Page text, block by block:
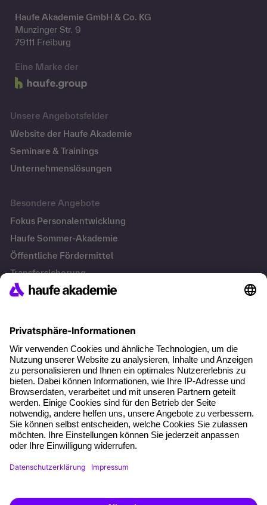
Haufe Akademie GmbH & Co. KG
Munzinger Str. 9
79111 Freiburg
Eine Marke der
Unsere Angebotsfelder
Website der Haufe Akademie
Seminare & Trainings
Unternehmenslösungen
Besondere Angebote
Fokus Personalentwicklung
Haufe Sommer-Akademie
Öffentliche Fördermittel
Transfersicherung
Führung im KI-Zeitalter: Wie Human-AI-Leadership Teams
stark macht
Operatives Personalmanagement: Aufgaben, Prozesse
und Grundlagen im Überblick
KI Texte menschlicher machen und unverwechselbar
bleiben
KI-Projekte zum Erfolg bringen